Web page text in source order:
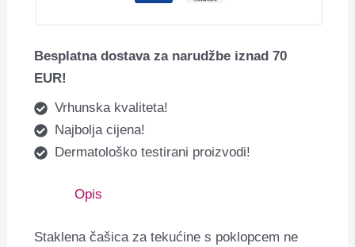
Besplatna dostava za narudžbe iznad 70
EUR!
Vrhunska kvaliteta!
Najbolja cijena!
Dermatološko testirani proizvodi!
Opis
Staklena čašica za tekućine s poklopcem ne